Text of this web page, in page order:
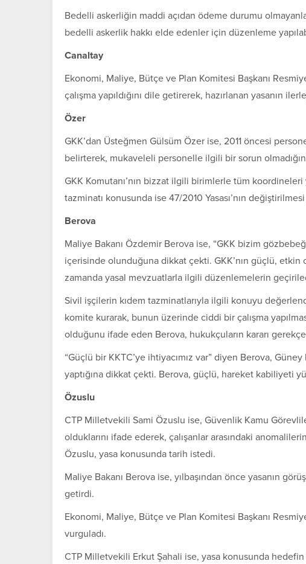
Bedelli askerliğin maddi açıdan ödeme durumu
bedelli askerlik hakkı elde edenler için düzenleme
Canaltay
Ekonomi, Maliye, Bütçe ve Plan Komitesi Başkanı
çalışma yapıldığını dile getirerek, hazırlanan yasanın
Özer
GKK’dan Üsteğmen Gülsüm Özer ise, 2011 öncesi
belirterek, mukaveleli personelle ilgili bir sorun
GKK Komutanı’nın bizzat ilgili birimlerle tüm koordineleri
tazminatı konusunda ise 47/2010 Yasası’nın
Berova
Maliye Bakanı Özdemir Berova ise, “GKK bizim
içerisinde olunduğuna dikkat çekti. GKK’nın güçlü, etkin
zamanda yasal mevzuatlarla ilgili düzenlemelerin
Sivil işçilerin kıdem tazminatlarıyla ilgili konuyu
komite kurarak, bunun üzerinde ciddi bir çalışma
olduğunu ifade eden Berova, hukukçuların kararı
“Güçlü bir KKTC’ye ihtiyacımız var” diyen Berova,
yaptığına dikkat çekti. Berova, güçlü, hareket kabiliyeti
Özuslu
CTP Milletvekili Sami Özuslu ise, Güvenlik Kamu
olduklarını ifade ederek, çalışanlar arasındaki
Özuslu, yasa konusunda tarih istedi.
Maliye Bakanı Berova ise, yılbaşından önce yasanın
getirdi.
Ekonomi, Maliye, Bütçe ve Plan Komitesi Başkanı
vurguladı.
CTP Milletvekili Erkut Şahali ise, yasa konusunda